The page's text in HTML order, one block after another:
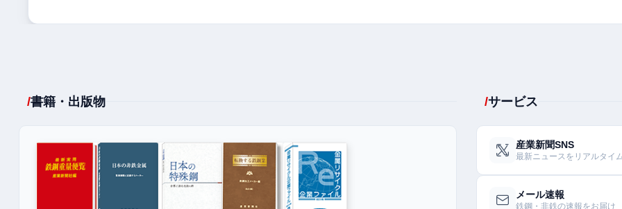
書籍・出版物 サービス
産業新聞SNS
最新ニュースをリアルタイ
メール速報
鉄鋼・非鉄の速報をお届け